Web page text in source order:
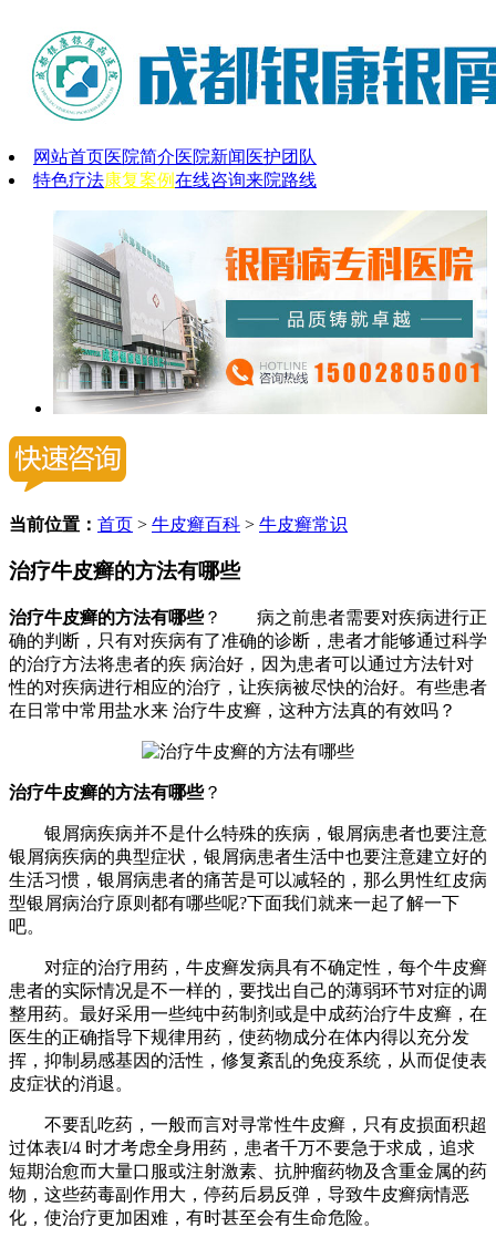
网站首页医院简介医院新闻 医护团队
特色疗法康复案例在线咨询来院路线
当前位置： 首页 > 牛皮癣百科 > 牛皮癣常识
治疗牛皮癣的方法有哪些
治疗牛皮癣的方法有哪些？ 病之前患者需要对疾病进行正
确的判断，只有对疾病有了准确的诊断，患者才能够通过科学
的治疗方法将患者的疾 病治好，因为患者可以通过方法针对
性的对疾病进行相应的治疗，让疾病被尽快的治好。有些患者
在日常中常用盐水来 治疗牛皮癣，这种方法真的有效吗？
治疗牛皮癣的方法有哪些？
银屑病疾病并不是什么特殊的疾病，银屑病患者也要注意
银屑病疾病的典型症状，银屑病患者生活中也要注意建立好的
生活习惯，银屑病患者的痛苦是可以减轻的，那么男性红皮病
型银屑病治疗原则都有哪些呢?下面我们就来一起了解一下
吧。
对症的治疗用药，牛皮癣发病具有不确定性，每个牛皮癣
患者的实际情况是不一样的，要找出自己的薄弱环节对症的调
整用药。最好采用一些纯中药制剂或是中成药治疗牛皮癣，在
医生的正确指导下规律用药，使药物成分在体内得以充分发
挥，抑制易感基因的活性，修复紊乱的免疫系统，从而促使表
皮症状的消退。
不要乱吃药，一般而言对寻常性牛皮癣，只有皮损面积超
过体表I/4 时才考虑全身用药，患者千万不要急于求成，追求
短期治愈而大量口服或注射激素、抗肿瘤药物及含重金属的药
物，这些药毒副作用大，停药后易反弹，导致牛皮癣病情恶
化，使治疗更加困难，有时甚至会有生命危险。